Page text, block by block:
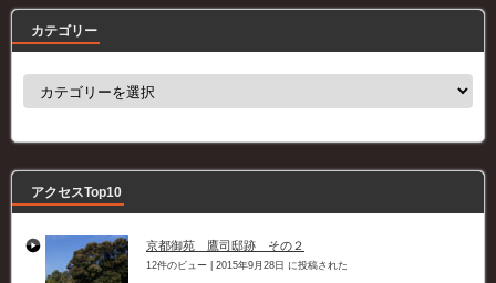
カテゴリー
カ
ー
アクセスTop10
京都御苑 鷹司邸跡 その２
12件のビュー 2015年9月28日 に投稿された